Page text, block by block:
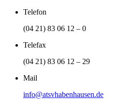
Telefon
(04 21) 83 06 12 – 0
Telefax
(04 21) 83 06 12 – 29
Mail
info@atsvhabenhausen.de